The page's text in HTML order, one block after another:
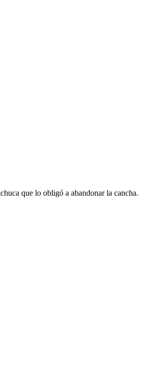
que lo obligó a abandonar la cancha.